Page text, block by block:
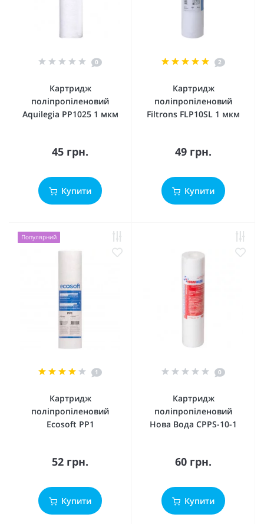
0
Картридж
поліпропіленовий
Aquilegia PP1025 1 мкм
45 грн.
Купити
2
Картридж
поліпропіленовий
Filtrons FLP10SL 1 мкм
49 грн.
Купити
Популярний
1
Картридж
поліпропіленовий
Ecosoft PP1
52 грн.
Купити
0
Картридж
поліпропіленовий
Нова Вода CPPS-10-1
60 грн.
Купити